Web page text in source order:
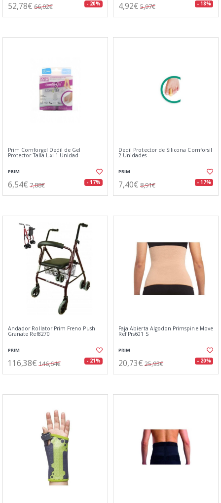
52,78€ 66,02€ - 20% 4,92€ 5,97€ - 18%
Prim Comforgel Dedil de Gel
Protector Talla L-xl 1 Unidad
PRIM
6,54€ 7,88€ - 17%
Dedil Protector de Silicona Comforsil
2 Unidades
PRIM
7,40€ 8,91€ - 17%
Andador Rollator Prim Freno Push
Granate Ref8270
PRIM
116,38€ 146,64€ - 21%
Faja Abierta Algodon Primspine Move
Ref Prs601 S
PRIM
20,73€ 25,93€ - 20%